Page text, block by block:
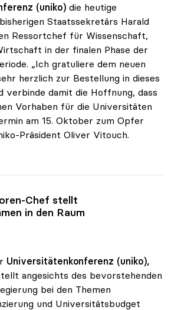
(uniko) die heutige
Staatssekretärs Harald
Ressortchef für Wissenschaft,
in der finalen Phase der
„Ich gratuliere dem neuen
herzlich zur Bestellung in dieses
verbinde damit die Hoffnung, dass
Vorhaben für die Universitäten
am 15. Oktober zum Opfer
Präsident Oliver Vitouch.
uniko zur Bestellung von Minister
Chef stellt
in den Raum
Universitätenkonferenz (uniko),
angesichts des bevorstehenden
bei den Themen
und Universitätsbudget